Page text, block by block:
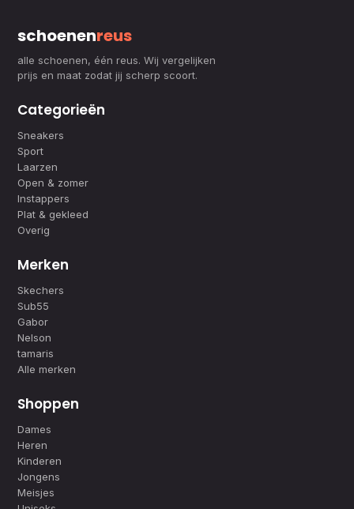
schoenenreus
alle schoenen, één reus. Wij vergelijken
prijs en maat zodat jij scherp scoort.
Categorieën
Sneakers
Sport
Laarzen
Open & zomer
Instappers
Plat & gekleed
Overig
Merken
Skechers
Sub55
Gabor
Nelson
tamaris
Alle merken
Shoppen
Dames
Heren
Kinderen
Jongens
Meisjes